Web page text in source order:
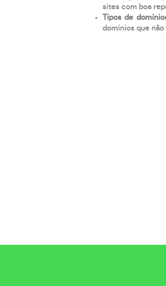
sites com boa
Tipos de
domínios que